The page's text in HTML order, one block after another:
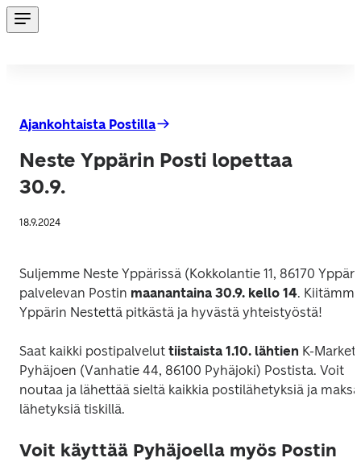
Ajankohtaista Postilla
Neste Yppärin Posti lopettaa
30.9.
18.9.2024
Suljemme Neste Yppärissä (Kokkolantie 11, 86170
palvelevan Postin maanantaina 30.9. kello 14. Kiitämme
Yppärin Nestettä pitkästä ja hyvästä yhteistyöstä!
Saat kaikki postipalvelut tiistaista 1.10. lähtien K-Market
Pyhäjoen (Vanhatie 44, 86100 Pyhäjoki) Postista. Voit
noutaa ja lähettää sieltä kaikkia postilähetyksiä ja
lähetyksiä tiskillä.
Voit käyttää Pyhäjoella myös Postin